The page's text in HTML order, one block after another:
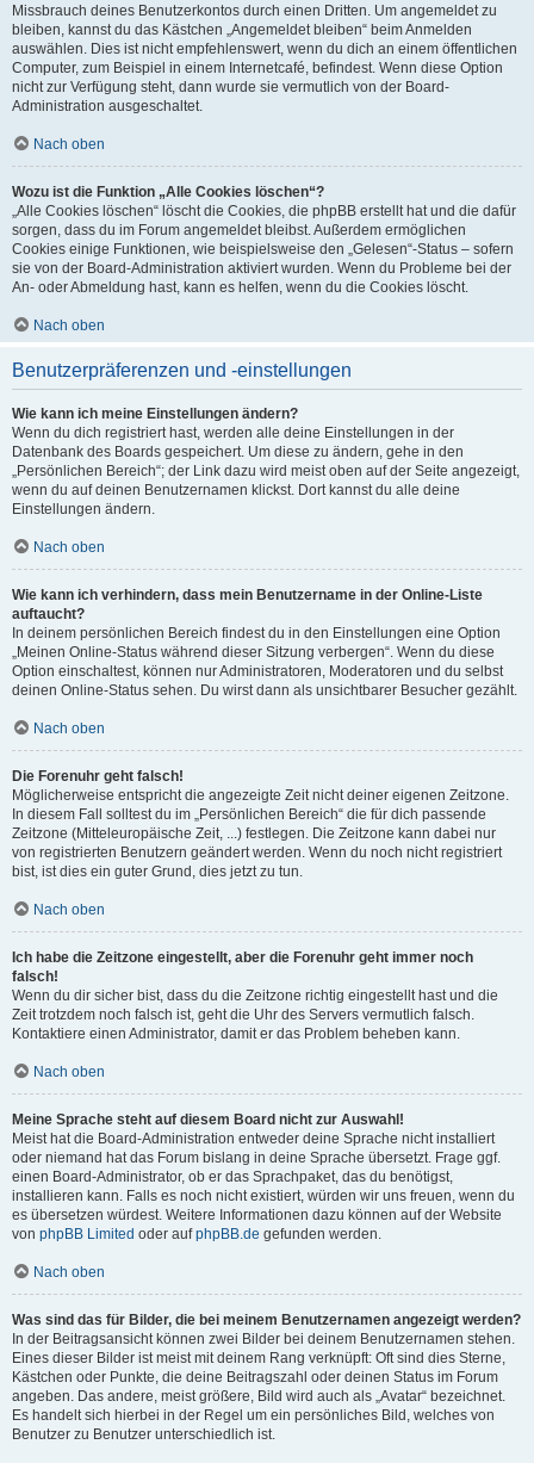
Missbrauch deines Benutzerkontos durch einen Dritten. Um angemeldet zu
bleiben, kannst du das Kästchen „Angemeldet bleiben“ beim Anmelden
auswählen. Dies ist nicht empfehlenswert, wenn du dich an einem öffentlichen
Computer, zum Beispiel in einem Internetcafé, befindest. Wenn diese Option
nicht zur Verfügung steht, dann wurde sie vermutlich von der Board-
Administration ausgeschaltet.
Nach oben
Wozu ist die Funktion „Alle Cookies löschen“?
„Alle Cookies löschen“ löscht die Cookies, die phpBB erstellt hat und die dafür
sorgen, dass du im Forum angemeldet bleibst. Außerdem ermöglichen
Cookies einige Funktionen, wie beispielsweise den „Gelesen“-Status – sofern
sie von der Board-Administration aktiviert wurden. Wenn du Probleme bei der
An- oder Abmeldung hast, kann es helfen, wenn du die Cookies löscht.
Nach oben
Benutzerpräferenzen und -einstellungen
Wie kann ich meine Einstellungen ändern?
Wenn du dich registriert hast, werden alle deine Einstellungen in der
Datenbank des Boards gespeichert. Um diese zu ändern, gehe in den
„Persönlichen Bereich“; der Link dazu wird meist oben auf der Seite angezeigt,
wenn du auf deinen Benutzernamen klickst. Dort kannst du alle deine
Einstellungen ändern.
Nach oben
Wie kann ich verhindern, dass mein Benutzername in der Online-Liste
auftaucht?
In deinem persönlichen Bereich findest du in den Einstellungen eine Option
„Meinen Online-Status während dieser Sitzung verbergen“. Wenn du diese
Option einschaltest, können nur Administratoren, Moderatoren und du selbst
deinen Online-Status sehen. Du wirst dann als unsichtbarer Besucher gezählt.
Nach oben
Die Forenuhr geht falsch!
Möglicherweise entspricht die angezeigte Zeit nicht deiner eigenen Zeitzone.
In diesem Fall solltest du im „Persönlichen Bereich“ die für dich passende
Zeitzone (Mitteleuropäische Zeit, ...) festlegen. Die Zeitzone kann dabei nur
von registrierten Benutzern geändert werden. Wenn du noch nicht registriert
bist, ist dies ein guter Grund, dies jetzt zu tun.
Nach oben
Ich habe die Zeitzone eingestellt, aber die Forenuhr geht immer noch
falsch!
Wenn du dir sicher bist, dass du die Zeitzone richtig eingestellt hast und die
Zeit trotzdem noch falsch ist, geht die Uhr des Servers vermutlich falsch.
Kontaktiere einen Administrator, damit er das Problem beheben kann.
Nach oben
Meine Sprache steht auf diesem Board nicht zur Auswahl!
Meist hat die Board-Administration entweder deine Sprache nicht installiert
oder niemand hat das Forum bislang in deine Sprache übersetzt. Frage ggf.
einen Board-Administrator, ob er das Sprachpaket, das du benötigst,
installieren kann. Falls es noch nicht existiert, würden wir uns freuen, wenn du
es übersetzen würdest. Weitere Informationen dazu können auf der Website
von phpBB Limited oder aufphpBB.de gefunden werden.
Nach oben
Was sind das für Bilder, die bei meinem Benutzernamen angezeigt werden?
In der Beitragsansicht können zwei Bilder bei deinem Benutzernamen stehen.
Eines dieser Bilder ist meist mit deinem Rang verknüpft: Oft sind dies Sterne,
Kästchen oder Punkte, die deine Beitragszahl oder deinen Status im Forum
angeben. Das andere, meist größere, Bild wird auch als „Avatar“ bezeichnet.
Es handelt sich hierbei in der Regel um ein persönliches Bild, welches von
Benutzer zu Benutzer unterschiedlich ist.